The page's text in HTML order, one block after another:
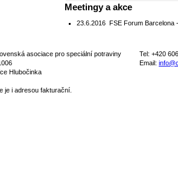
Meetingy a akce
23.6.2016 FSE Forum Barcelona
asociace pro speciální potraviny
Hlubočinka
je i adresou fakturační.
Tel: +420
Email: